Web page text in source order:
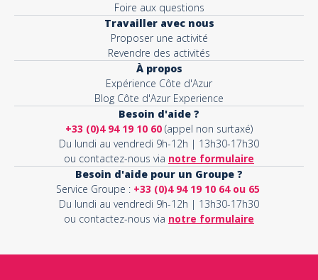
Foire aux questions
Travailler avec nous
Proposer une activité
Revendre des activités
À propos
Expérience Côte d'Azur
Blog Côte d'Azur Experience
Besoin d'aide ?
+33 (0)4 94 19 10 60 (appel non surtaxé)
Du lundi au vendredi 9h-12h | 13h30-17h30
ou contactez-nous via notre formulaire
Besoin d'aide pour un Groupe ?
Service Groupe : +33 (0)4 94 19 10 64 ou 65
Du lundi au vendredi 9h-12h | 13h30-17h30
ou contactez-nous via notre formulaire